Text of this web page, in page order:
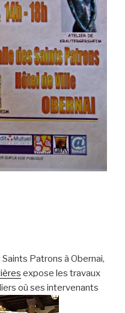
Saints Patrons à Obernai,
expose les travaux
où ses intervenants